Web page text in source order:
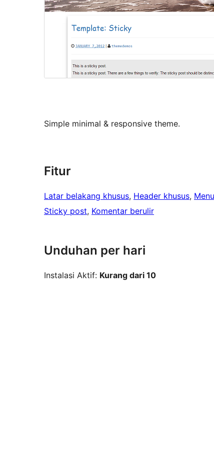
Simple minimal & responsive theme.
Fitur
Latar belakang khusus, Header khusus,
Sticky post, Komentar berulir
Unduhan per hari
Instalasi Aktif: Kurang dari 10